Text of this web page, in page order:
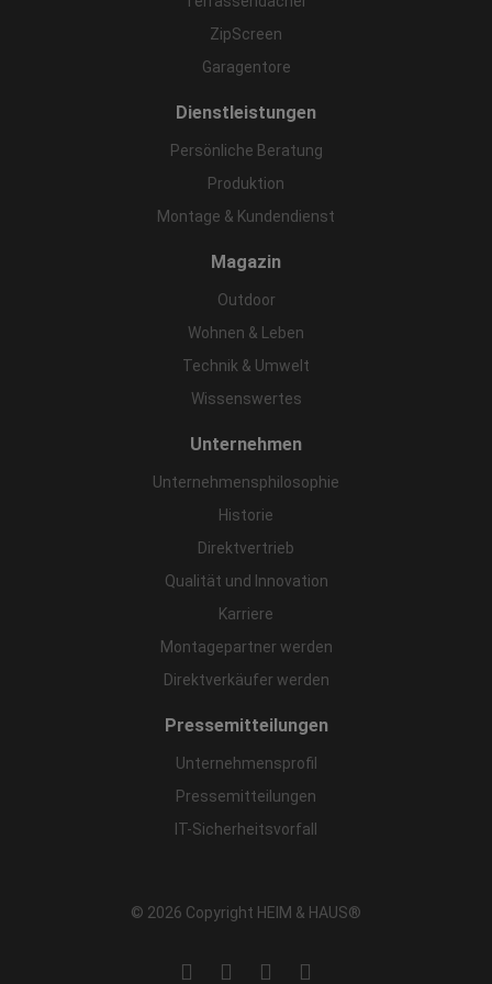
ZipScreen
Garagentore
Dienstleistungen
Persönliche Beratung
Produktion
Montage & Kundendienst
Magazin
Outdoor
Wohnen & Leben
Technik & Umwelt
Wissenswertes
Unternehmen
Unternehmensphilosophie
Historie
Direktvertrieb
Qualität und Innovation
Karriere
Montagepartner werden
Direktverkäufer werden
Pressemitteilungen
Unternehmensprofil
Pressemitteilungen
IT-Sicherheitsvorfall
© 2026 Copyright HEIM & HAUS®